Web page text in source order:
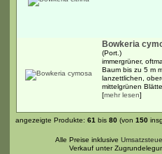
Bowkeria
(Port.)
immergrüner,
Baum bis zu 5 m
lanzettlichen,
mittelgrünen
[mehr lesen]
angezeigte Produkte: 61 bis 80 (von 150
Alle Preise inklusive
Verkauf unter